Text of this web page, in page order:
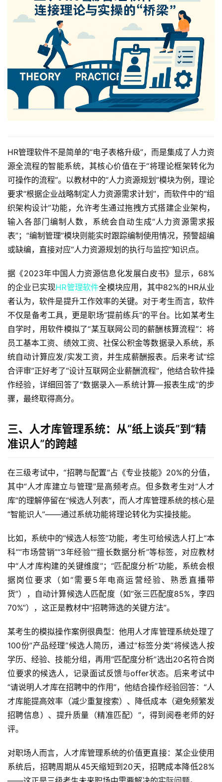
HR管理软件不是简单的“电子表格升级”，而是集成了人力资
源全流程的智能系统，其核心价值在于“将理论框架转化为
可操作的流程”。以教材中的“人力资源规划”模块为例，理论
要求“根据企业战略制定人力资源需求计划”，而软件中的“组
织架构设计”功能，允许考生通过拖拽方式搭建企业架构，
输入各部门编制人数，系统会自动生成“人力资源需求报
表”；“编制管理”模块则能实时跟踪编制使用情况，预警超编
或缺编，直接对应“人力资源规划的执行与监控”知识点。
据《2023年中国人力资源信息化发展白皮书》显示，68%
的企业已实现HR管理软件全模块应用，其中82%的HR从业
者认为，软件是提升工作效率的关键。对于考生而言，软件
不仅是备考工具，更是职场“提前练兵”的平台。比如某考生
自学时，用软件模拟了“某互联网公司的薪酬核算流程”：将
员工基本工资、绩效工资、社保公积金等数据录入系统，系
统自动计算应发/实发工资，并生成薪酬报表。后来考试“综
合评审”正好考了“设计互联网企业薪酬流程”，他结合软件操
作经验，详细回答了“数据录入—系统计算—报表生成”的步
骤，最终取得高分。
三、人才库管理系统：从“纸上谈兵”到“精
准识人”的跨越
在三级考试中，“招聘与配置”占《专业技能》20%的分值，
其中“人才库建立与管理”是高频考点。但多数考生对“人才
库”的理解停留在“候选人列表”，而人才库管理系统的核心是
“智能识人”——通过系统功能将理论转化为实操技能。
比如，系统中的“候选人标签”功能，考生可给候选人打上“本
科”“市场营销”“3年经验”“擅长数据分析”等标签，对应教材
中“人才库构建的关键维度”；“匹配度分析”功能，系统会根
据岗位要求（如“需要5年电商运营经验、熟悉直播带
货”），自动计算候选人匹配度（如“张三匹配度85%，李四
70%”），这正是教材中“招聘筛选的关键方法”。
某考生的模拟操作案例很典型：他用人才库管理系统处理了
100份“产品经理”候选人简历，通过“标签分类”将候选人按
学历、经验、技能分组，再用“匹配度分析”选出20名符合岗
位要求的候选人，记录面试反馈与offer状态。后来考试中
“请说明人才库在招聘中的作用”，他结合操作经验回答：“人
才库能提高效率（减少重复搜索）、降低成本（避免频繁发
招聘信息）、提升质量（精准匹配）”，得到阅卷老师的好
评。
对职场人而言，人才库管理系统的价值更直接：某企业使用
系统后，招聘周期从45天缩短到20天，招聘成本降低28%